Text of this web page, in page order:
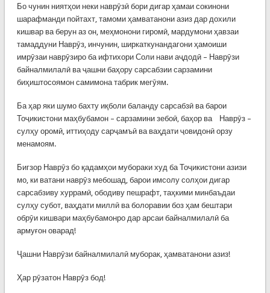
Бо чунин ниятҳои неки наврӯзӣ бори дигар ҳамаи сокинони
шарафманди пойтахт, тамоми ҳамватанони азиз дар дохили
кишвар ва берун аз он, меҳмонони гиромӣ, мардумони ҳавзаи
тамаддуни Наврӯз, инчунин, ширкаткунандагони ҳамоиши
имрӯзаи наврӯзиро ба ифтихори Соли нави аҷдодӣ – Наврӯзи
байналмилалӣ ва ҷашни баҳору сарсабзии сарзамини
биҳиштосоямон самимона табрик мегӯям.
Ба ҳар яки шумо бахту иқболи баланду сарсабзӣ ва барои
Тоҷикистони маҳбубамон – сарзамини зебоӣ, баҳор ва Наврӯз –
сулҳу оромӣ, иттиҳоду сарҷамъӣ ва ваҳдати ҷовидонӣ орзу
менамоям.
Бигзор Наврӯз бо қадамҳои мубораки худ ба Тоҷикистони азизи
мо, ки ватани наврӯз мебошад, барои имсолу солҳои дигар
сарсабзиву хуррамӣ, ободиву пешрафт, таҳкими минбаъдаи
сулҳу субот, ваҳдати миллӣ ва болоравии боз ҳам бештари
обрӯи кишвари маҳбубамонро дар арсаи байналмилалӣ ба
армуғон оварад!
Ҷашни Наврӯзи байналмилалӣ муборак, ҳамватанони азиз!
Ҳар рӯзатон Наврӯз бод!